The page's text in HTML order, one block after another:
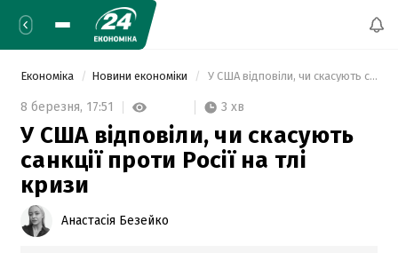
Економіка Новини економіки У США відповіли, чи скасують санкції проти Росії на тлі кризи
8 березня, 17:51 3 хв
У США відповіли, чи скасують
санкції проти Росії на тлі
кризи
Анастасія Безейко